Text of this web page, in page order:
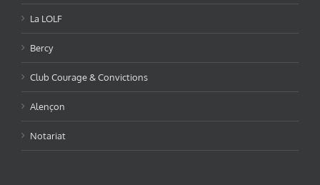
La LOLF
Bercy
Club Courage & Convictions
Alençon
Notariat